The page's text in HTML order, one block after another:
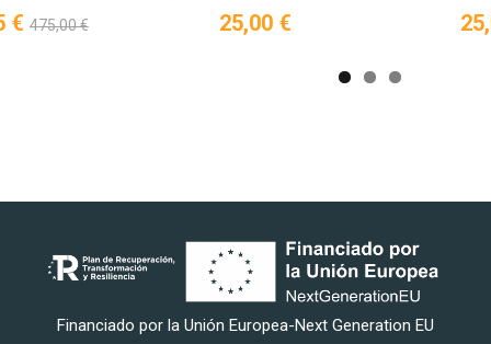
€ 475,00 € 25,00 €
Financiado por la Unión Europea-Next Generation EU